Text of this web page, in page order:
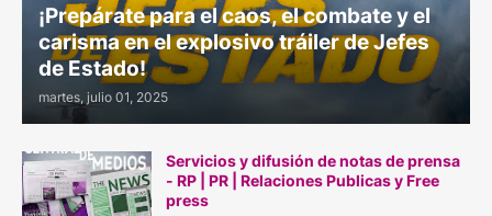
¡Prepárate para el caos, el combate y el
carisma en el explosivo tráiler de Jefes
de Estado!
martes, julio 01, 2025
Servicios y difusión de notas de prensa
- RP | PR | Relaciones Publicas y Free
press